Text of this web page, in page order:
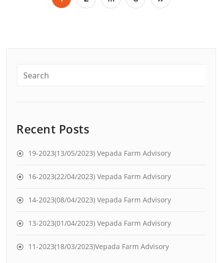
pagination
Recent Posts
19-2023(13/05/2023) Vepada Farm Advisory
16-2023(22/04/2023) Vepada Farm Advisory
14-2023(08/04/2023) Vepada Farm Advisory
13-2023(01/04/2023) Vepada Farm Advisory
11-2023(18/03/2023)Vepada Farm Advisory